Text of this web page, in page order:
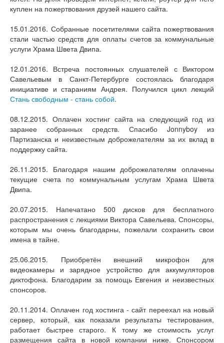
куплен на пожертвования друзей нашего сайта.
15.01.2016. Собранные посетителями сайта пожертвования
стали частью средств для оплаты счетов за коммунальные
услуги Храма Швета Двипа.
12.01.2016. Встреча постоянных слушателей с Виктором
Савельевым в Санкт-Петербурге состоялась благодаря
инициативе и стараниям Андрея. Получился цикл лекций
Стань свободным - стань собой.
08.12.2015. Оплачен хостинг сайта на следующий год из
заранее собранных средств. Спасибо Jonnyboy из
Партизанска и неизвестным доброжелателям за их вклад в
поддержку сайта.
26.11.2015. Благодаря нашим доброжелателям оплачены
текущие счета по коммунальным услугам Храма Швета
Двипа.
20.07.2015. Напечатано 500 дисков для бесплатного
распространения с лекциями Виктора Савельева. Спонсоры,
которым мы очень благодарны, пожелали сохранить свои
имена в тайне.
25.06.2015. Приобретён внешний микрофон для
видеокамеры и зарядное устройство для аккумуляторов
диктофона. Благодарим за помощь Евгения и неизвестных
спонсоров.
20.11.2014. Оплачен год хостинга - сайт переехал на новый
сервер, который, как показали результаты тестирования,
работает быстрее старого. К тому же стоимость услуг
размещения сайта в новой компании ниже. Спонсором